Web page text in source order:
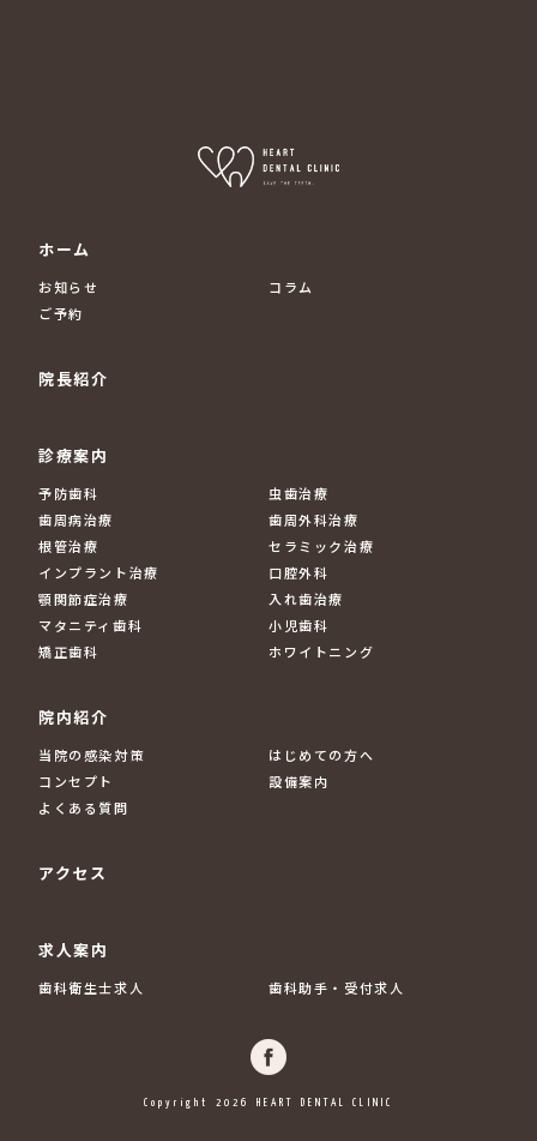
ホーム
お知らせ
コラム
ご予約
院長紹介
診療案内
予防歯科
虫歯治療
歯周病治療
歯周外科治療
根管治療
セラミック治療
インプラント治療
口腔外科
顎関節症治療
入れ歯治療
マタニティ歯科
小児歯科
矯正歯科
ホワイトニング
院内紹介
当院の感染対策
はじめての方へ
コンセプト
設備案内
よくある質問
アクセス
求人案内
歯科衛生士求人 歯科助手・受付求人
Copyright 2026 HEART DENTAL CLINIC